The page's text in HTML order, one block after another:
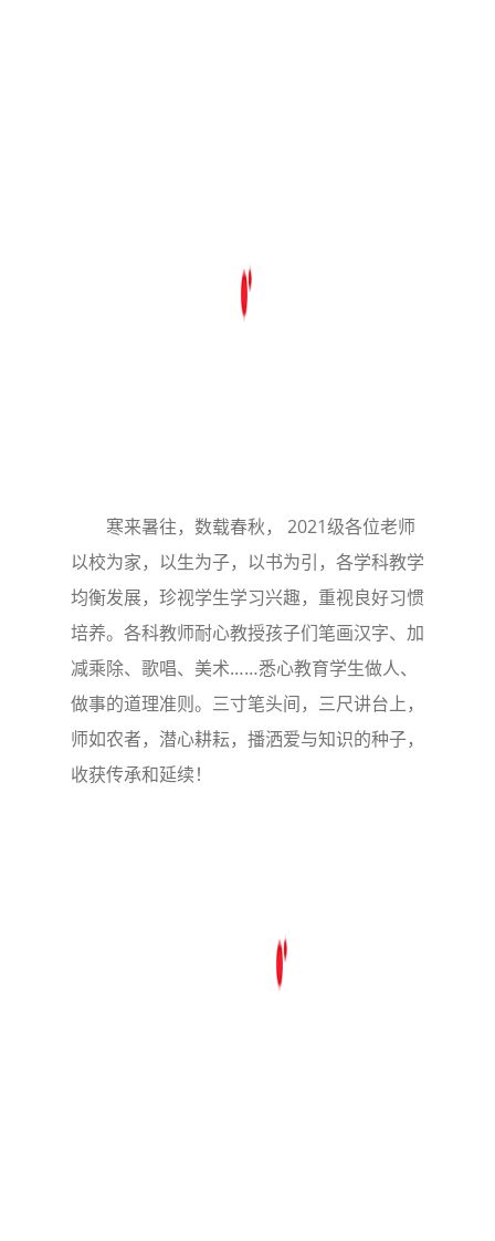
寒来暑往，数载春秋， 2021级各位老师
以校为家，以生为子，以书为引，各学科教学
均衡发展，珍视学生学习兴趣，重视良好习惯
培养。各科教师耐心教授孩子们笔画汉字、加
减乘除、歌唱、美术……悉心教育学生做人、
做事的道理准则。三寸笔头间，三尺讲台上，
师如农者，潜心耕耘，播洒爱与知识的种子，
收获传承和延续！